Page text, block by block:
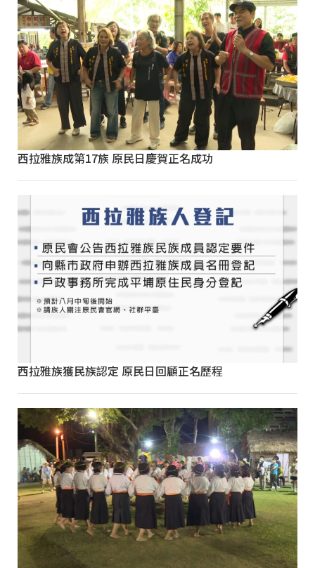
西拉雅族成第17族 原民日慶賀正名成功
西拉雅族獲民族認定 原民日回顧正名歷程